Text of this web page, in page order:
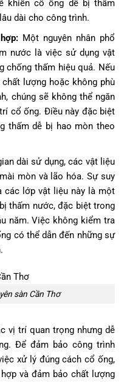
khiến cổ ống dễ bị thấm
dài cho công trình.
Một nguyên nhân phổ
nước là việc sử dụng vật
chống thấm hiệu quả. Nếu
lượng hoặc không phù
chúng sẽ không thể ngăn
cổ ống. Điều này đặc biệt
thấm dễ bị hao mòn theo
dài sử dụng, các vật liệu
mòn và lão hóa. Sự suy
các lớp vật liệu này là một
thấm nước, đặc biệt trong
năm. Việc không kiểm tra
có thể dẫn đến những sự
sàn Cần Thơ
vị trí quan trọng nhưng dễ
Để đảm bảo công trình
xử lý đúng cách cổ ống,
và đảm bảo chất lượng